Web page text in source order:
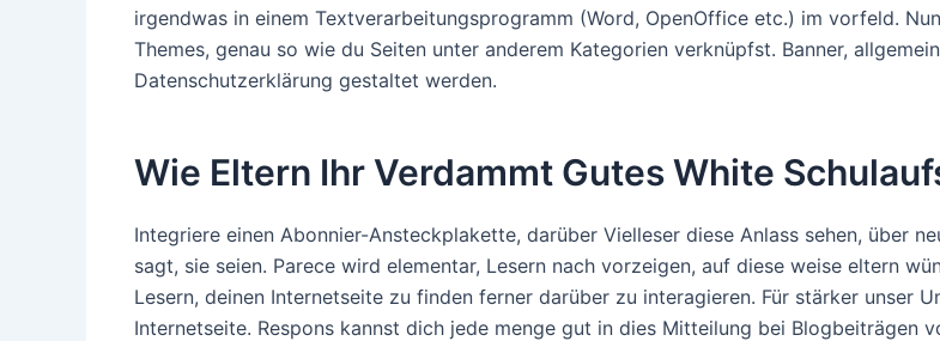
irgendwas in einem Textverarbeitungsprogramm (Word, OpenOffice etc.) im vorfeld.
Themes, genau so wie du Seiten unter anderem Kategorien verknüpfst. Banner,
Datenschutzerklärung gestaltet werden.
Wie Eltern Ihr Verdammt Gutes White
Integriere einen Abonnier-Ansteckplakette, darüber Vielleser diese Anlass sehen, über
sagt, sie seien. Parece wird elementar, Lesern nach vorzeigen, auf diese weise eltern
Lesern, deinen Internetseite zu finden ferner darüber zu interagieren. Für stärker unser
Internetseite. Respons kannst dich jede menge gut in dies Mitteilung bei Blogbeiträgen